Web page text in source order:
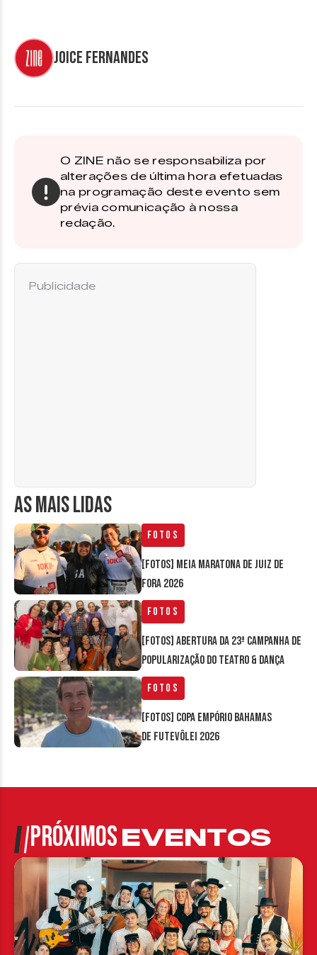
Joice Fernandes
O ZINE não se responsabiliza por
alterações de última hora efetuadas
na programação deste evento sem
prévia comunicação à nossa
redação.
AS MAIS LIDAS
Fotos
[FOTOS] Meia Maratona de Juiz de
Fora 2026
Fotos
[FOTOS] Abertura da 23ª Campanha de
Popularização do Teatro & Dança
Fotos
[FOTOS] Copa Empório Bahamas
de Futevôlei 2026
Publicidade
PRÓXIMOSEVENTOS